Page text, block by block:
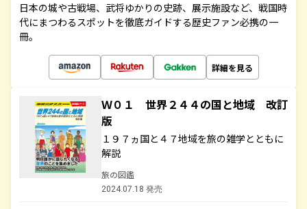
日本の城や古戦場、武将ゆかりの史跡、展示施設など、戦国時
代にまつわるスポットを徹底ガイドする歴史ファン必携の一
冊。
詳細を見る
Ｗ０１ 世界２４４の国と地域 改訂
版
１９７ヵ国と４７地域を旅の雑学とともに
解説
旅の図鑑
2024.07.18 発売